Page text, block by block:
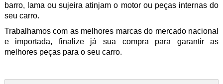
barro, lama ou sujeira atinjam o motor ou peças internas do
seu carro.
Trabalhamos com as melhores marcas do mercado nacional
e importada, finalize já sua compra para garantir as
melhores peças para o seu carro.